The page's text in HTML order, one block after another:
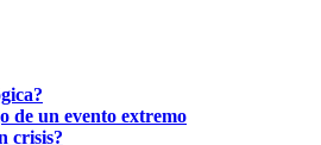
de un evento extremo
crisis?